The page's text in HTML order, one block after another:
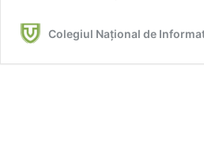
Colegiul Național de